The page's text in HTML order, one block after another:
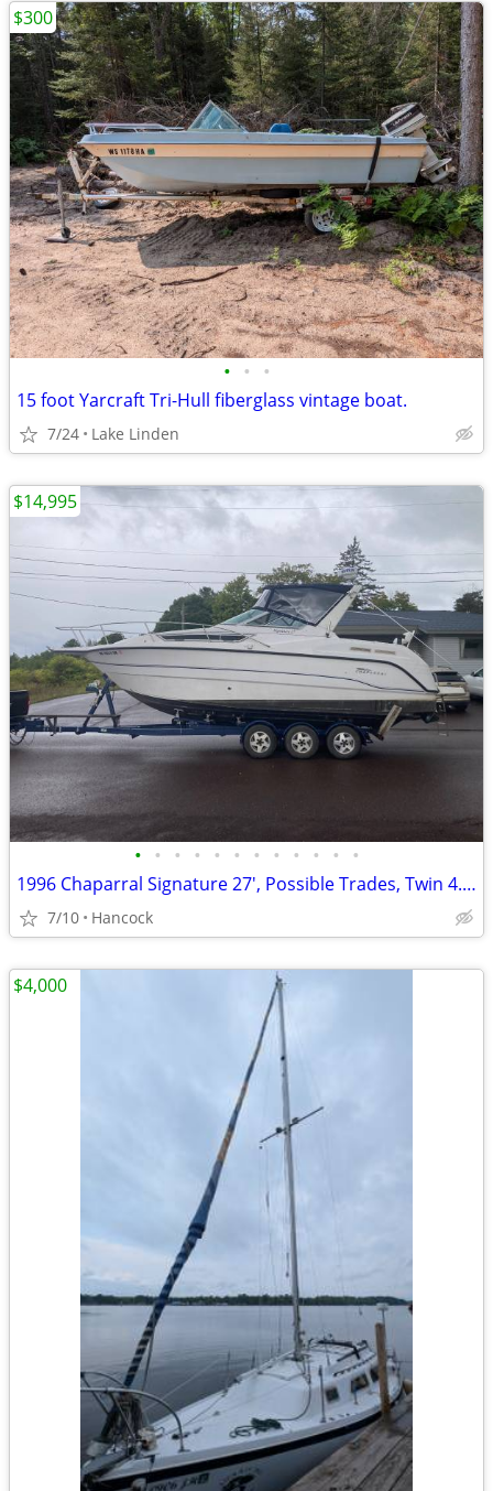
• • •
15 foot Yarcraft Tri-Hull fiberglass vintage boat.
7/24 Lake Linden
$300
• • • • • • • • • • • •
1996 Chaparral Signature 27', Possible Trades, Twin 4.3 Mercs, Loaded
7/10 Hancock
$14,995
$4,000